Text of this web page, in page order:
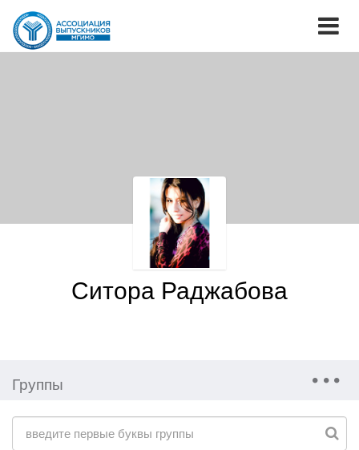
Ситора Раджабова
Группы